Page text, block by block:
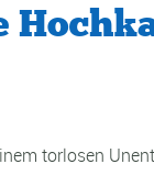
torlosen